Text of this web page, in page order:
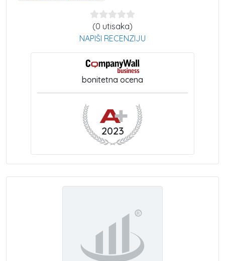
(0 utisaka)
NAPIŠI RECENZIJU
bonitetna ocena
2023